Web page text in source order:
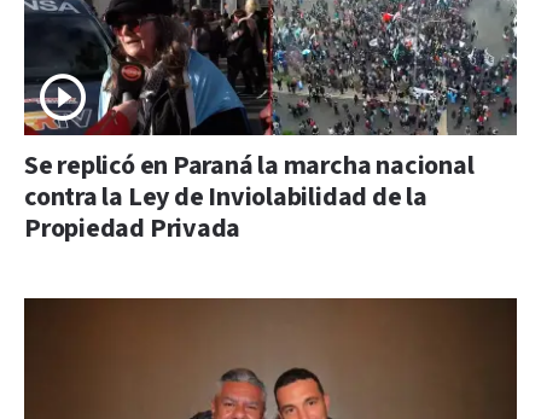
Se replicó en Paraná la marcha nacional
contra la Ley de Inviolabilidad de la
Propiedad Privada